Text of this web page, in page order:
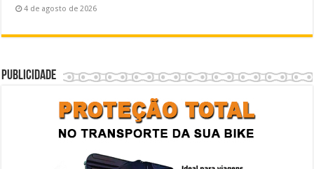
4 de agosto de 2026
Publicidade